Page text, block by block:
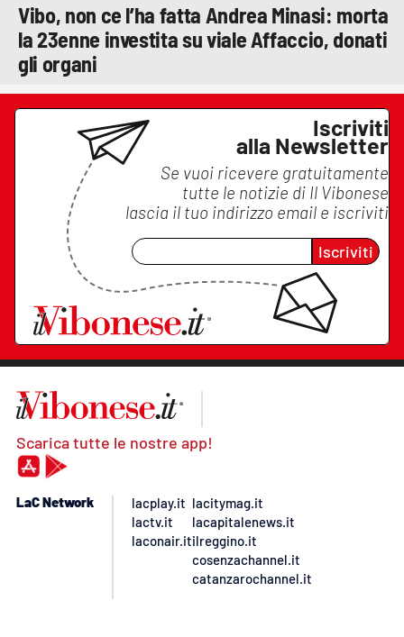
Vibo, non ce l’ha fatta Andrea Minasi: morta
la 23enne investita su viale Affaccio, donati
gli organi
Iscriviti
alla Newsletter
Se vuoi ricevere gratuitamente
tutte le notizie di Il Vibonese
lascia il tuo indirizzo email e iscriviti
Iscriviti
Scarica tutte le nostre app!
LaC Network
lacplay.it
lactv.it
laconair.it
lacitymag.it
lacapitalenews.it
ilreggino.it
cosenzachannel.it
catanzarochannel.it